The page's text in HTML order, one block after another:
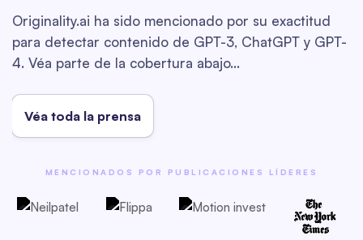
Originality.ai ha sido mencionado por su exactitud
para detectar contenido de GPT-3, ChatGPT y GPT-
4. Véa parte de la cobertura abajo…
Véa toda la prensa
MENCIONADOS POR PUBLICACIONES LÍDERES